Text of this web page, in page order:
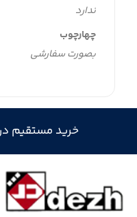
ندارد
چهارچوب
بصورت سفارشی
خرید مستقیم